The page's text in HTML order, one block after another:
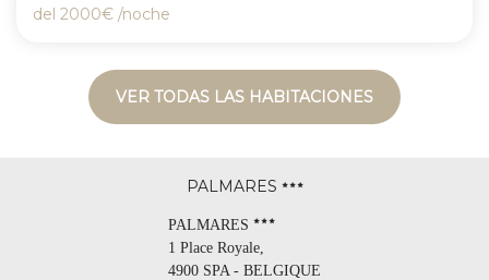
del 2000€ /noche
VER TODAS LAS HABITACIONES
PALMARES
PALMARES
1 Place Royale,
4900 SPA - BELGIQUE